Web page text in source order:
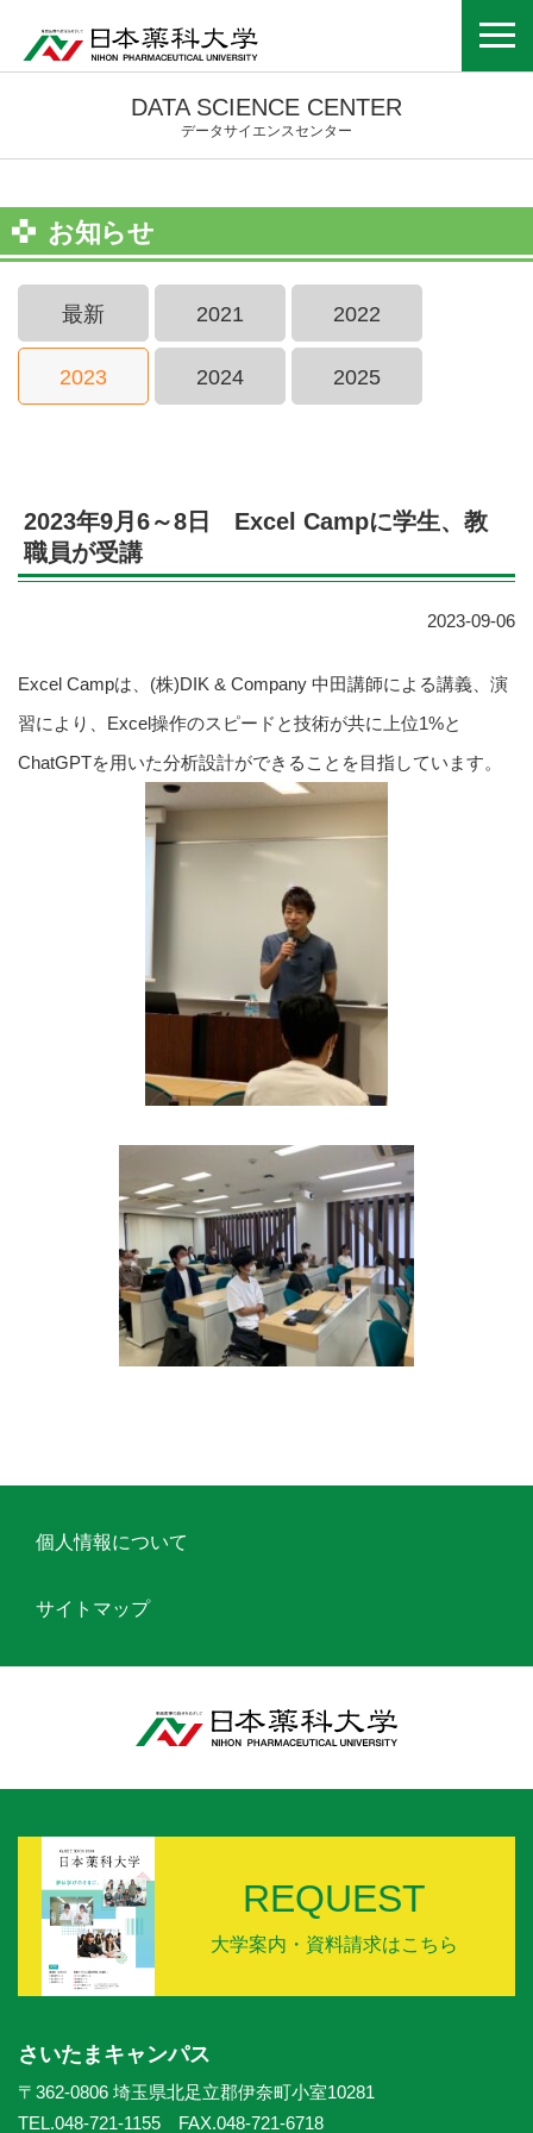
DATA SCIENCE CENTER
データサイエンスセンター
お知らせ
最新 2021 2022
2023 2024 2025
2023年9月6～8日 Excel Campに学生、教
職員が受講
2023-09-06
Excel Campは、(株)DIK & Company 中田講師による講義、演
習により、Excel操作のスピードと技術が共に上位1%と
ChatGPTを用いた分析設計ができることを目指しています。
個人情報について
サイトマップ
REQUEST
大学案内・資料請求はこちら
さいたまキャンパス
〒362-0806 埼玉県北足立郡伊奈町小室10281
TEL.048-721-1155 FAX.048-721-6718